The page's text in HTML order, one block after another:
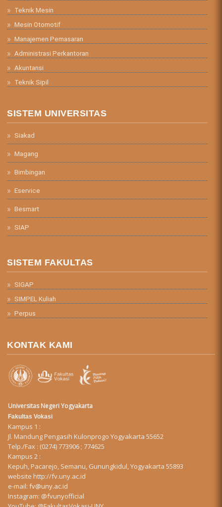
Teknik Mesin
Mesin Otomotif
Manajemen Pemasaran
Administrasi Perkantoran
Akuntansi
Teknik Sipil
SISTEM UNIVERSITAS
Siakad
Magang
Bimbingan
Eservice
Besmart
SIAP
SISTEM FAKULTAS
SIGAP
SIMPEL Kuliah
Perpus
KONTAK KAMI
Universitas Negeri Yogyakarta
Fakultas Vokasi
Kampus 1 :
Jl. Mandung Pengasih Kulonprogo Yogyakarta 55652
Telp./Fax : (0274) 773906 ; 774625
Kampus 2 :
Kepuh, Pacarejo, Semanu, Gunungkidul, Yogyakarta 55893
website http://fv.uny.ac.id
e-mail:fv@uny.ac.id
Instagram: @fvunyofficial